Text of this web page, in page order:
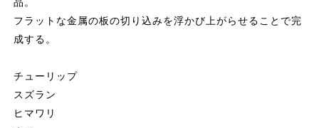
品。
フラットな金属の板の切り込みを浮かび上がらせることで完
成する。
チューリップ
スズラン
ヒマワリ